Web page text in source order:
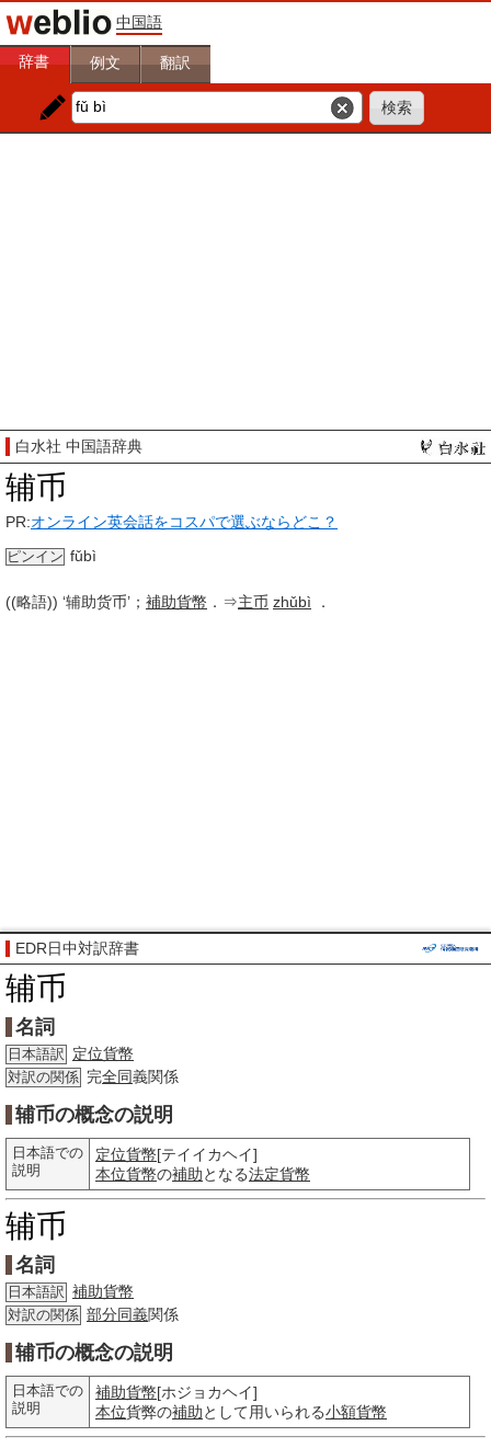
中国語
辞書 例文 翻訳
白水社 中国語辞典
辅币
PR:オンライン英会話をコスパで選ぶならどこ？
ピンイン fǔbì
((略語)) ‘辅助货币’； 補助貨幣 ．⇒主币 zhǔbì ．
EDR日中対訳辞書
辅币
名詞
日本語訳 定位貨幣
対訳の関係 完全同義関係
辅币の概念の説明
日本語での
説明
定位貨幣[テイイカヘイ]
本位貨幣の補助となる法定貨幣
辅币
名詞
日本語訳 補助貨幣
対訳の関係 部分同義関係
辅币の概念の説明
日本語での
説明
補助貨幣[ホジョカヘイ]
本位貨弊の補助として用いられる小額貨幣